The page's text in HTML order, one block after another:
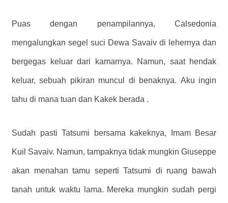
Puas dengan penampilannya, Calsedonia
mengalungkan segel suci Dewa Savaiv di lehernya dan
bergegas keluar dari kamarnya. Namun, saat hendak
keluar, sebuah pikiran muncul di benaknya. Aku ingin
tahu di mana tuan dan Kakek berada .
Sudah pasti Tatsumi bersama kakeknya, Imam Besar
Kuil Savaiv. Namun, tampaknya tidak mungkin Giuseppe
akan menahan tamu seperti Tatsumi di ruang bawah
tanah untuk waktu lama. Mereka mungkin sudah pergi